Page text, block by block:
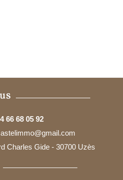
66 68 05 92
Charles Gide - 30700 Uzès